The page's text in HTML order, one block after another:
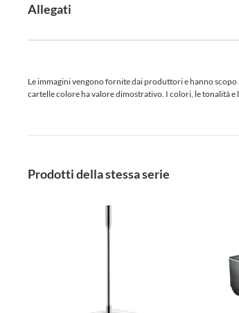
Allegati
Le immagini vengono fornite dai produttori e hanno
cartelle colore ha valore dimostrativo. I colori, le tonalità
Prodotti della stessa serie